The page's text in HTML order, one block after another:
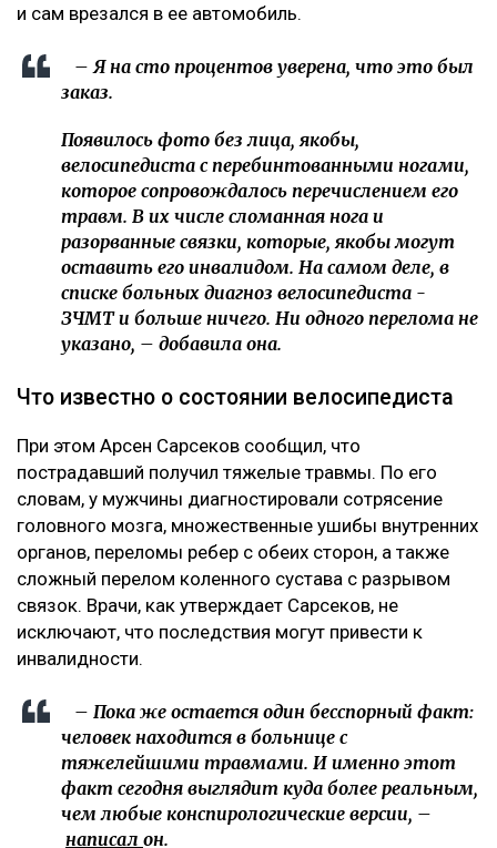
и сам врезался в ее автомобиль.
– Я на сто процентов уверена, что это был
заказ.
Появилось фото без лица, якобы,
велосипедиста с перебинтованными ногами,
которое сопровождалось перечислением его
травм. В их числе сломанная нога и
разорванные связки, которые, якобы могут
оставить его инвалидом. На самом деле, в
списке больных диагноз велосипедиста -
ЗЧМТ и больше ничего. Ни одного перелома не
указано, – добавила она.
Что известно о состоянии велосипедиста
При этом Арсен Сарсеков сообщил, что
пострадавший получил тяжелые травмы. По его
словам, у мужчины диагностировали сотрясение
головного мозга, множественные ушибы внутренних
органов, переломы ребер с обеих сторон, а также
сложный перелом коленного сустава с разрывом
связок. Врачи, как утверждает Сарсеков, не
исключают, что последствия могут привести к
инвалидности.
– Пока же остается один бесспорный факт:
человек находится в больнице с
тяжелейшими травмами. И именно этот
факт сегодня выглядит куда более реальным,
чем любые конспирологические версии, –
написал он.